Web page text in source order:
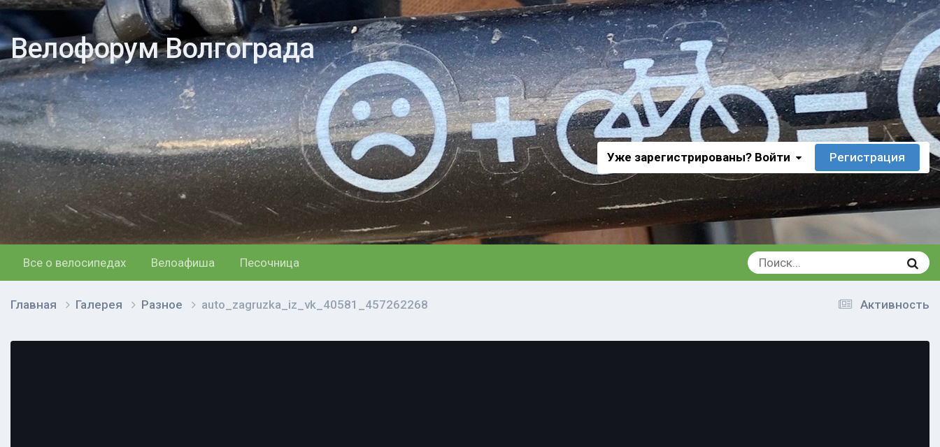
Велофорум Волгограда
Уже зарегистрированы? Войти Регистрация
Все о велосипедах Велоафиша Песочница
Активность
Главная Галерея Разное auto_zagruzka_iz_vk_40581_457262268